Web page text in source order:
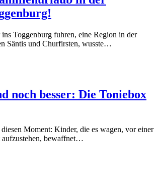
Toggenburg fuhren, eine Region in der
Säntis und Churfirsten, wusste…
noch besser: Die Toniebox
Moment: Kinder, die es wagen, vor einer
aufzustehen, bewaffnet…